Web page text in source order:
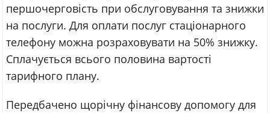
першочерговість при обслуговування та знижки
на послуги. Для оплати послуг стаціонарного
телефону можна розраховувати на 50% знижку.
Сплачується всього половина вартості
тарифного плану.
Передбачено щорічну фінансову допомогу для